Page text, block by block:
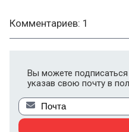
Комментариев: 1
Вы можете
указав свою почту в